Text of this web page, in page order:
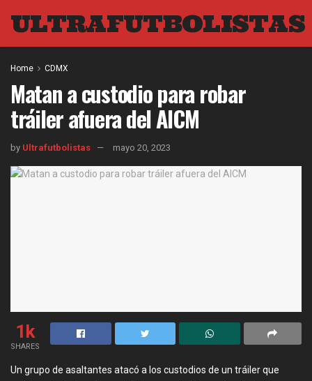
ULTRAFUTBOLISTAS
Home CDMX
Matan a custodio para robar
tráiler afuera del AICM
by Ultrafutbolistas mayo 20, 2023
1k
SHARES
Un grupo de asaltantes atacó a los custodios de un tráiler que